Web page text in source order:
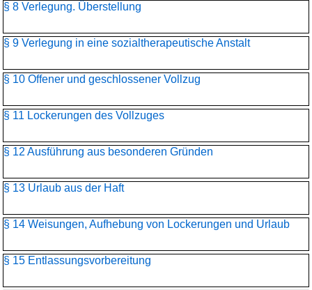
§ 8 Verlegung. Überstellung
§ 9 Verlegung in eine sozialtherapeutische Anstalt
§ 10 Offener und geschlossener Vollzug
§ 11 Lockerungen des Vollzuges
§ 12 Ausführung aus besonderen Gründen
§ 13 Urlaub aus der Haft
§ 14 Weisungen, Aufhebung von Lockerungen und Urlaub
§ 15 Entlassungsvorbereitung